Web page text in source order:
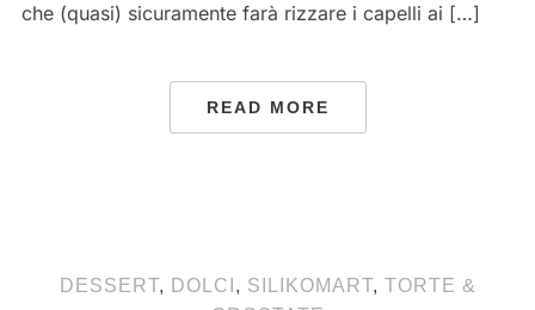
che (quasi) sicuramente farà rizzare i capelli ai […]
READ MORE
DESSERT, DOLCI , SILIKOMART, TORTE &